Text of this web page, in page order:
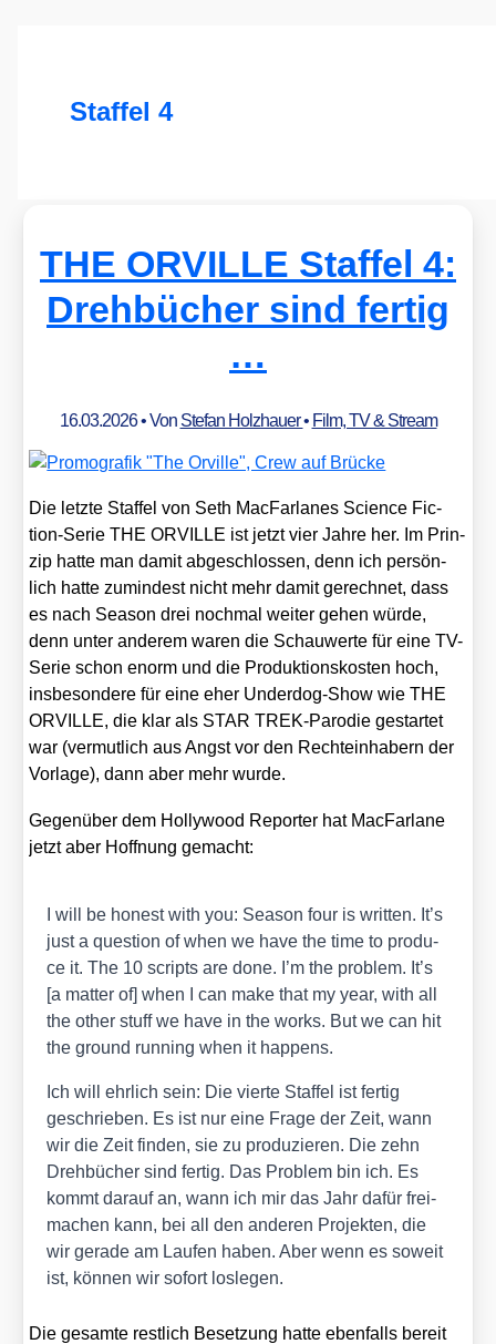
Staffel 4
THE ORVILLE Staffel 4:
Drehbücher sind fertig
…
16.03.2026• Von Stefan Holzhauer• Film, TV & Stream
Die letz­te Staf­fel von Seth Mac­Far­la­nes Sci­ence Fic­
tion-Serie THE ORVILLE ist jetzt vier Jah­re her. Im Prin­
zip hat­te man damit abge­schlos­sen, denn ich per­sön­
lich hat­te zumin­dest nicht mehr damit gerech­net, dass
es nach Sea­son drei noch­mal wei­ter gehen wür­de,
denn unter ande­rem waren die Schau­wer­te für eine TV-
Serie schon enorm und die Pro­duk­ti­ons­kos­ten hoch,
ins­be­son­de­re für eine eher Under­dog-Show wie THE
ORVILLE, die klar als STAR TREK-Par­odie gestar­tet
war (ver­mut­lich aus Angst vor den Rech­te­inha­bern der
Vor­la­ge), dann aber mehr wur­de.
Gegen­über dem Hol­ly­wood Repor­ter hat Mac­Far­la­ne
jetzt aber Hoff­nung gemacht:
I will be honest with you: Sea­son four is writ­ten. It’s
just a ques­ti­on of when we have the time to pro­du­
ce it. The 10 scripts are done. I’m the pro­blem. It’s
[a mat­ter of] when I can make that my year, with all
the other stuff we have in the works. But we can hit
the ground run­ning when it hap­pens.
Ich will ehr­lich sein: Die vier­te Staf­fel ist fer­tig
geschrie­ben. Es ist nur eine Fra­ge der Zeit, wann
wir die Zeit fin­den, sie zu pro­du­zie­ren. Die zehn
Dreh­bü­cher sind fer­tig. Das Pro­blem bin ich. Es
kommt dar­auf an, wann ich mir das Jahr dafür frei­
ma­chen kann, bei all den ande­ren Pro­jek­ten, die
wir gera­de am Lau­fen haben. Aber wenn es soweit
ist, kön­nen wir sofort los­le­gen.
Die gesam­te rest­lich Beset­zung hat­te eben­falls bereit